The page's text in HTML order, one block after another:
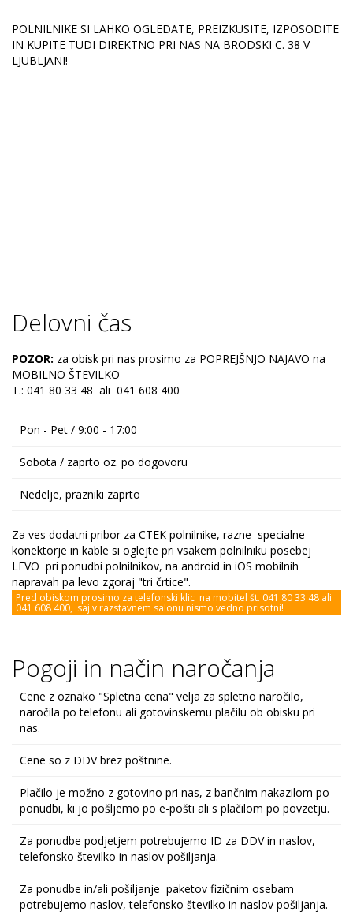
POLNILNIKE SI LAHKO OGLEDATE, PREIZKUSITE, IZPOSODITE
IN KUPITE TUDI DIREKTNO PRI NAS NA BRODSKI C. 38 V
LJUBLJANI!
Delovni čas
POZOR: za obisk pri nas prosimo za POPREJŠNJO NAJAVO na
MOBILNO ŠTEVILKO
T.: 041 80 33 48 ali 041 608 400
Pon - Pet / 9:00 - 17:00
Sobota / zaprto oz. po dogovoru
Nedelje, prazniki zaprto
Za ves dodatni pribor za CTEK polnilnike, razne specialne
konektorje in kable si oglejte pri vsakem polnilniku posebej
LEVO pri ponudbi polnilnikov, na android in iOS mobilnih
napravah pa levo zgoraj "tri črtice".
Pred obiskom prosimo za telefonski klic na mobitel št. 041 80 33 48 ali
041 608 400, saj v razstavnem salonu nismo vedno prisotni!
Pogoji in način naročanja
Cene z oznako "Spletna cena" velja za spletno naročilo,
naročila po telefonu ali gotovinskemu plačilu ob obisku pri
nas.
Cene so z DDV brez poštnine.
Plačilo je možno z gotovino pri nas, z bančnim nakazilom po
ponudbi, ki jo pošljemo po e-pošti ali s plačilom po povzetju.
Za ponudbe podjetjem potrebujemo ID za DDV in naslov,
telefonsko številko in naslov pošiljanja.
Za ponudbe in/ali pošiljanje paketov fizičnim osebam
potrebujemo naslov, telefonsko številko in naslov pošiljanja.